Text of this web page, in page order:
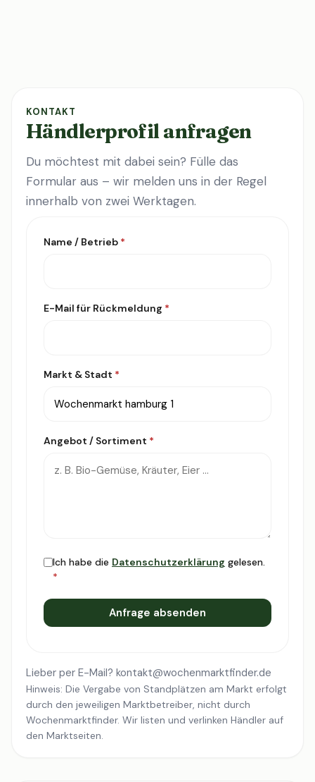
KONTAKT
Händlerprofil anfragen
Du möchtest mit dabei sein? Fülle das
Formular aus – wir melden uns in der Regel
innerhalb von zwei Werktagen.
Name / Betrieb *
E-Mail für Rückmeldung *
Markt & Stadt *
Angebot / Sortiment *
Ich habe die Datenschutzerklärung gelesen.
*
Anfrage absenden
Lieber per E-Mail? kontakt@wochenmarktfinder.de
Hinweis: Die Vergabe von Standplätzen am Markt erfolgt
durch den jeweiligen Marktbetreiber, nicht durch
Wochenmarktfinder. Wir listen und verlinken Händler auf
den Marktseiten.